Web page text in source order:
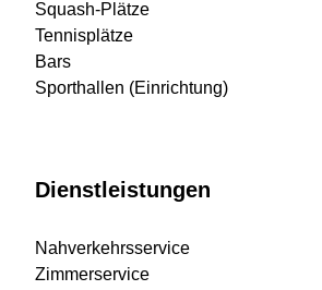
Squash-Plätze
Tennisplätze
Bars
Sporthallen (Einrichtung)
Dienstleistungen
Nahverkehrsservice
Zimmerservice